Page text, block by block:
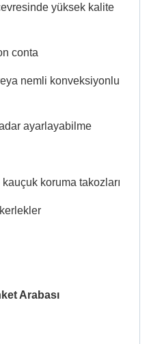
yüksek kalite
conta
nemli konveksiyonlu
ayarlayabilme
koruma takozları
Arabası